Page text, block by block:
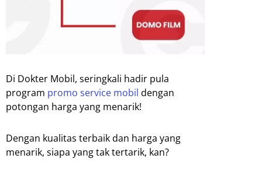
Di Dokter Mobil, seringkali hadir pula
program promo service mobil dengan
potongan harga yang menarik!
Dengan kualitas terbaik dan harga yang
menarik, siapa yang tak tertarik, kan?